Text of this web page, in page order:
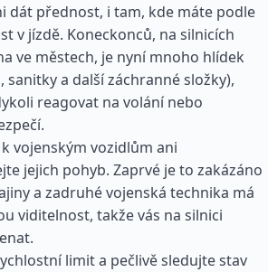
dát přednost, i tam, kde máte podle
v jízdě. Koneckonců, na silnicích
ve městech, je nyní mnoho hlídek
sanitky a další záchranné složky),
reagovat na volání nebo
vojenským vozidlům ani
jejich pohyb. Zaprvé je to zakázáno
a zadruhé vojenská technika má
viditelnost, takže vás na silnici
limit a pečlivě sledujte stav